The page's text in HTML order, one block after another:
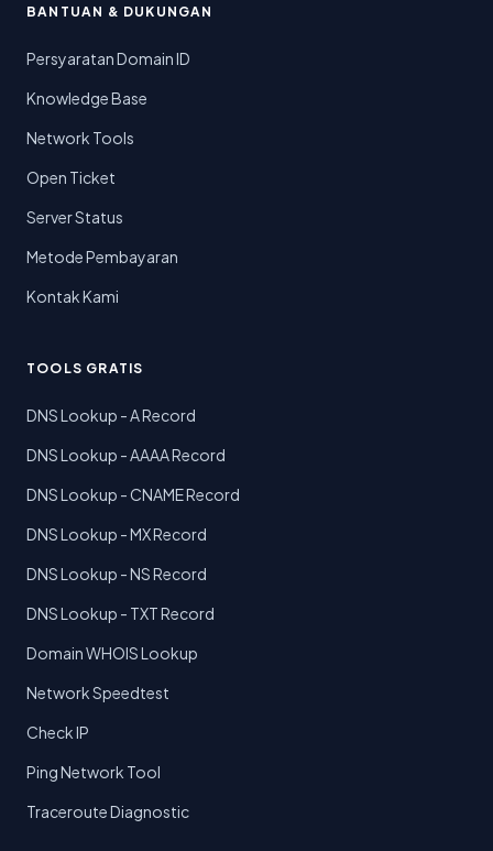
BANTUAN & DUKUNGAN
Persyaratan Domain ID
Knowledge Base
Network Tools
Open Ticket
Server Status
Metode Pembayaran
Kontak Kami
TOOLS GRATIS
DNS Lookup - A Record
DNS Lookup - AAAA Record
DNS Lookup - CNAME Record
DNS Lookup - MX Record
DNS Lookup - NS Record
DNS Lookup - TXT Record
Domain WHOIS Lookup
Network Speedtest
Check IP
Ping Network Tool
Traceroute Diagnostic